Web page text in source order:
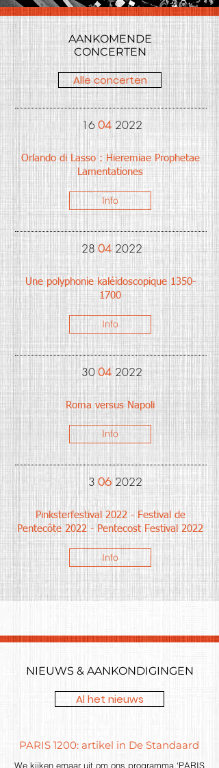
AANKOMENDE
CONCERTEN
Alle concerten
1604 2022
Orlando di Lasso : Hieremiae Prophetae
Lamentationes
Info
28 04 2022
Une polyphonie kaléidoscopique 1350-
1700
Info
3004 2022
Roma versus Napoli
Info
3 06 2022
Pinksterfestival 2022 - Festival de
Pentecôte 2022 - Pentecost Festival 2022
Info
NIEUWS & AANKONDIGINGEN
Al het nieuws
PARIS 1200: artikel in De Standaard
We kijken ernaar uit om ons programma ‘PARIS